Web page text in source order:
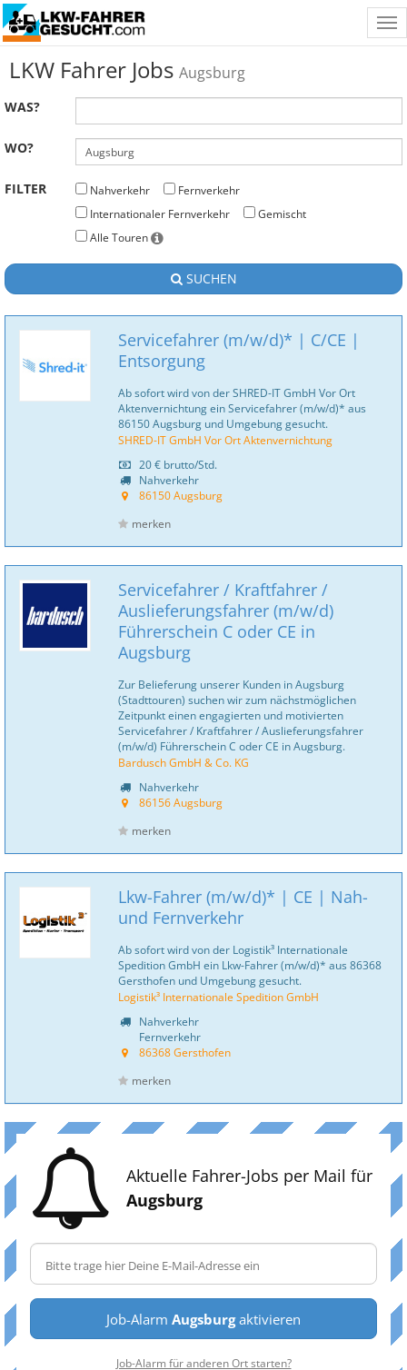
LKW Fahrer Jobs Augsburg
WAS?
WO?
FILTER Nahverkehr
Fernverkehr
Internationaler Fernverkehr
Gemischt
Alle Touren
SUCHEN
Servicefahrer (m/w/d)* | C/CE |
Entsorgung
Ab sofort wird von der SHRED-IT GmbH Vor Ort
Aktenvernichtung ein Servicefahrer (m/w/d)* aus
86150 Augsburg und Umgebung gesucht.
SHRED-IT GmbH Vor Ort Aktenvernichtung
20 € brutto/Std.
Nahverkehr
86150 Augsburg
merken
Servicefahrer / Kraftfahrer /
Auslieferungsfahrer (m/w/d)
Führerschein C oder CE in
Augsburg
Zur Belieferung unserer Kunden in Augsburg
(Stadttouren) suchen wir zum nächstmöglichen
Zeitpunkt einen engagierten und motivierten
Servicefahrer / Kraftfahrer / Auslieferungsfahrer
(m/w/d) Führerschein C oder CE in Augsburg.
Bardusch GmbH & Co. KG
Nahverkehr
86156 Augsburg
merken
Lkw-Fahrer (m/w/d)* | CE | Nah-
und Fernverkehr
Ab sofort wird von der Logistik³ Internationale
Spedition GmbH ein Lkw-Fahrer (m/w/d)* aus 86368
Gersthofen und Umgebung gesucht.
Logistik³ Internationale Spedition GmbH
Nahverkehr
Fernverkehr
86368 Gersthofen
merken
Aktuelle Fahrer-Jobs per Mail für
Augsburg
Job-Alarm Augsburgaktivieren
Job-Alarm für anderen Ort starten?